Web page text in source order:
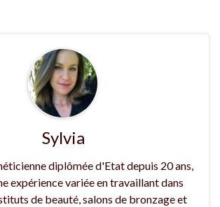
Sylvia
diplômée d'Etat depuis 20 ans,
expérience variée en travaillant dans
de beauté, salons de bronzage et